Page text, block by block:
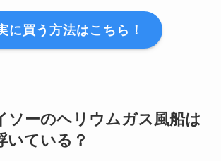
に買う方法はこちら！
ソーのヘリウムガス風船は
いている？